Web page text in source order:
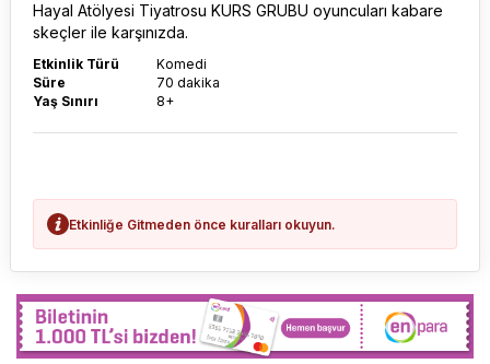
Hayal Atölyesi Tiyatrosu KURS GRUBU oyuncuları kabare
skeçler ile karşınızda.
Etkinlik Türü
Komedi
Süre
70 dakika
Yaş Sınırı
8+
Etkinliğe Gitmeden önce kuralları okuyun.